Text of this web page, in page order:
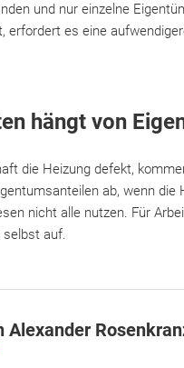
und nur einzelne
erfordert es eine
hängt von
die Heizung defekt,
ab, wenn
nicht alle nutzen. Für
selbst auf.
Alexander